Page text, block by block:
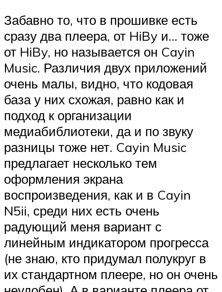
Забавно то, что в прошивке есть
сразу два плеера, от HiBy и… тоже
от HiBy, но называется он Cayin
Music. Различия двух приложений
очень малы, видно, что кодовая
база у них схожая, равно как и
подход к организации
медиабиблиотеки, да и по звуку
разницы тоже нет. Cayin Music
предлагает несколько тем
оформления экрана
воспроизведения, как и в Cayin
N5ii, среди них есть очень
радующий меня вариант с
линейным индикатором прогресса
(не знаю, кто придумал полукруг в
их стандартном плеере, но он очень